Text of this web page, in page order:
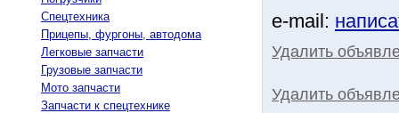
Спецтехника
Прицепы, фургоны, автодома
Легковые запчасти
Грузовые запчасти
Мото запчасти
Запчасти к спецтехнике
e-mail:
Удалить
Удалить